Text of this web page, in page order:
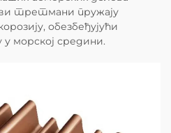
третмани пружају
обезбеђујући
морској средини.